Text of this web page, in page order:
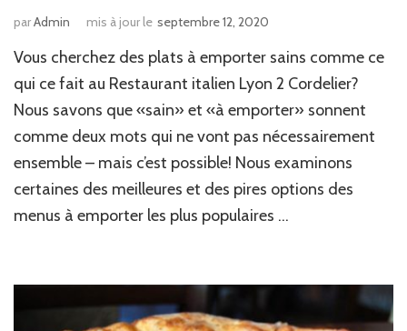
parAdmin mis à jour le septembre 12, 2020
Vous cherchez des plats à emporter sains comme ce
qui ce fait au Restaurant italien Lyon 2 Cordelier?
Nous savons que «sain» et «à emporter» sonnent
comme deux mots qui ne vont pas nécessairement
ensemble – mais c’est possible! Nous examinons
certaines des meilleures et des pires options des
menus à emporter les plus populaires …